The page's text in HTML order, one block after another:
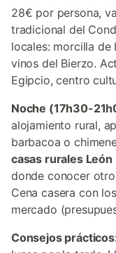
28€ por persona,
tradicional del
locales: morcilla de
vinos del Bierzo.
Egipcio, centro
Noche (17h30-
alojamiento rural,
barbacoa o
casas rurales León
donde conocer
Cena casera con
mercado
Consejos